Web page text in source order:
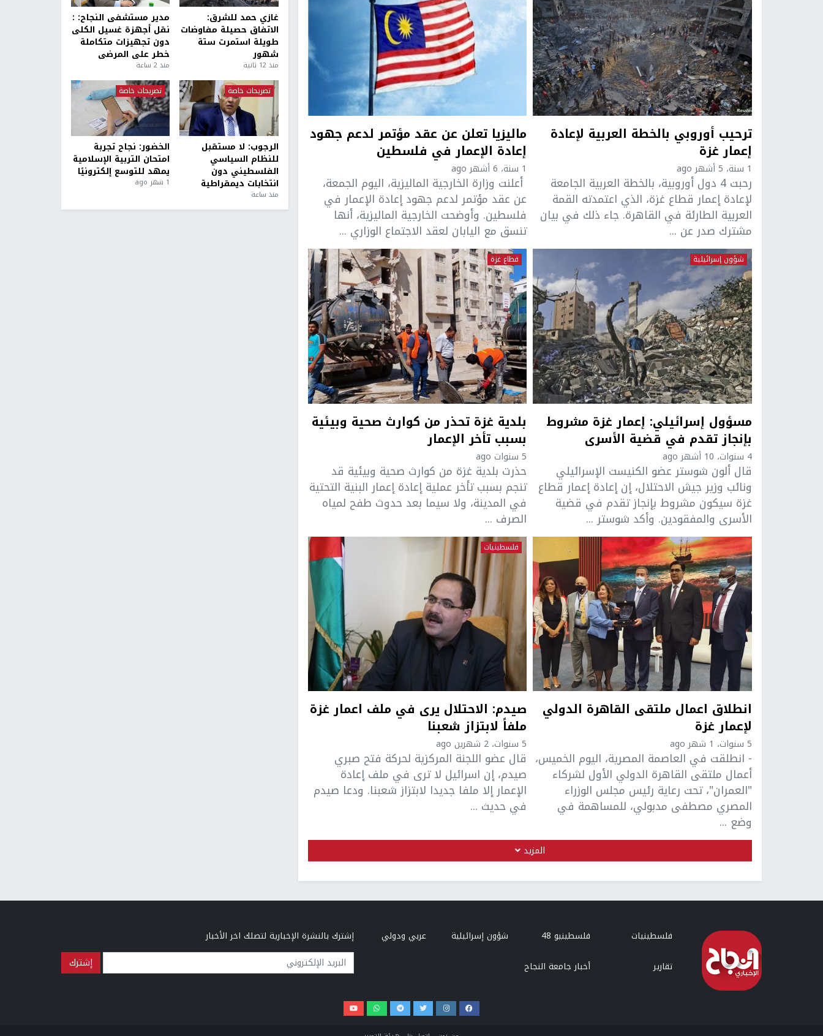
ترحيب أوروبي بالخطة العربية لإعادة
إعمار غزة
1 سنة، 5 أشهر ago
رحبت 4 دول أوروبية، بالخطة العربية الجامعة
لإعادة إعمار قطاع غزة، الذي اعتمدته القمة
العربية الطارئة في القاهرة. جاء ذلك في بيان
مشترك صدر عن ...
ماليزيا تعلن عن عقد مؤتمر لدعم جهود
إعادة الإعمار في فلسطين
1 سنة، 6 أشهر ago
أعلنت وزارة الخارجية الماليزية، اليوم الجمعة،
عن عقد مؤتمر لدعم جهود إعادة الإعمار في
فلسطين. وأوضحت الخارجية الماليزية، أنها
تنسق مع اليابان لعقد الاجتماع الوزاري ...
شؤون إسرائيلية
مسؤول إسرائيلي: إعمار غزة مشروط
بإنجاز تقدم في قضية الأسرى
4 سنوات، 10 أشهر ago
قال ألون شوستر عضو الكنيست الإسرائيلي
ونائب وزير جيش الاحتلال، إن إعادة إعمار قطاع
غزة سيكون مشروط بإنجاز تقدم في قضية
الأسرى والمفقودين. وأكد شوستر ...
قطاع غزة
بلدية غزة تحذر من كوارث صحية وبيئية
بسبب تأخر الإعمار
5 سنوات ago
حذرت بلدية غزة من كوارث صحية وبيئية قد
تنجم بسبب تأخر عملية إعادة إعمار البنية التحتية
في المدينة، ولا سيما بعد حدوث طفح لمياه
الصرف ...
انطلاق اعمال ملتقى القاهرة الدولي
لإعمار غزة
5 سنوات، 1 شهر ago
- انطلقت في العاصمة المصرية، اليوم الخميس،
أعمال ملتقى القاهرة الدولي الأول لشركاء
"العمران"، تحت رعاية رئيس مجلس الوزراء
المصري مصطفى مدبولي، للمساهمة في
وضع ...
فلسطينيات
صيدم: الاحتلال يرى في ملف اعمار غزة
ملفاً لابتزاز شعبنا
5 سنوات، 2 شهرين ago
قال عضو اللجنة المركزية لحركة فتح صبري
صيدم، إن اسرائيل لا ترى في ملف إعادة
الإعمار إلا ملفا جديدا لابتزاز شعبنا. ودعا صيدم
في حديث ...
المزيد
غازي حمد للشرق:
الاتفاق حصيلة مفاوضات
طويلة استمرت ستة
شهور
منذ 12 ثانية
مدير مستشفى النجاح: :
نقل أجهزة غسيل الكلى
دون تجهيزات متكاملة
خطر على المرضى
منذ 2 ساعة
تصريحات خاصة
الرجوب: لا مستقبل
للنظام السياسي
الفلسطيني دون
انتخابات ديمقراطية
منذ ساعة
تصريحات خاصة
الخضور: نجاح تجربة
امتحان التربية الإسلامية
يمهد للتوسع إلكترونيًا
1 شهر ago
فلسطينيات فلسطينيو 48 شؤون إسرائيلية
عربي ودولي
تقارير
أخبار جامعة النجاح
إشترك بالنشرة الإخبارية لتصلك اخر الأخبار
البريد الإلكتروني